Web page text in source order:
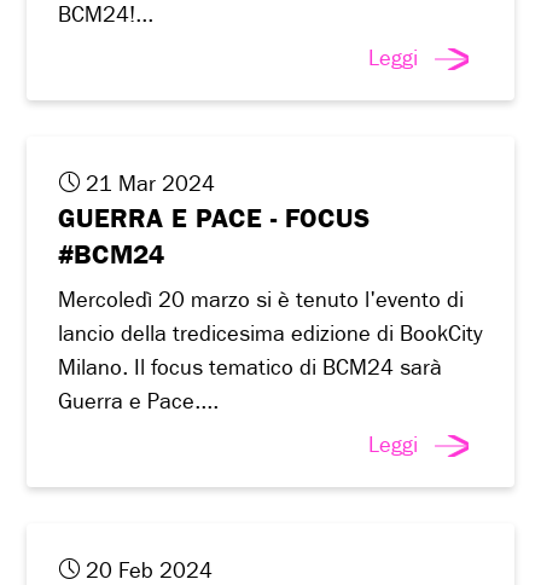
BCM24!...
Leggi
21 Mar 2024
GUERRA E PACE - FOCUS
#BCM24
Mercoledì 20 marzo si è tenuto l'evento di
lancio della tredicesima edizione di BookCity
Milano. Il focus tematico di BCM24 sarà
Guerra e Pace....
Leggi
20 Feb 2024